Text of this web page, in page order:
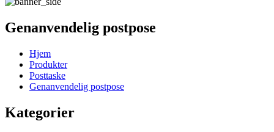
Genanvendelig postpose
Hjem
Produkter
Posttaske
Genanvendelig postpose
Kategorier